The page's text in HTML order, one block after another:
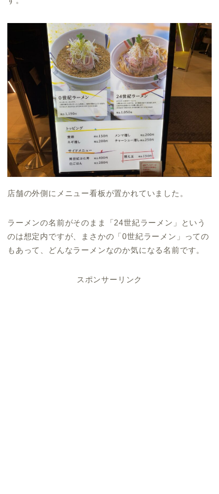
店舗の外側にメニュー看板が置かれていました。
ラーメンの名前がそのまま「24世紀ラーメン」という
のは想定内ですが、まさかの「0世紀ラーメン」っての
もあって、どんなラーメンなのか気になる名前です。
スポンサーリンク